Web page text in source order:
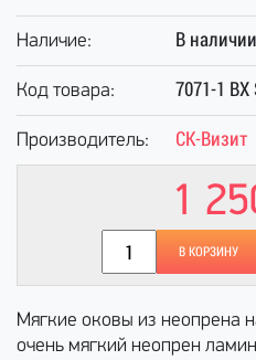
Наличие: В наличии
Код товара: 7071-1 BX
Производитель: СК-Визит
1
В КОРЗИНУ
Мягкие оковы из неопрена
очень мягкий неопрен